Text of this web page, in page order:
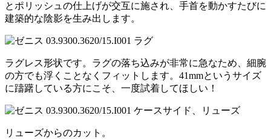
とポリッシュの仕上げが交互に施され、手首を動かすたびに
建築的な陰影を生み出します。
ラグレス形状です。ラグの落ち込みが非常に急なため、細腕
の方でも浮くことなくフィットします。41mmというサイズ
に躊躇している方にこそ、一度試着してほしい！
リューズからのカット。